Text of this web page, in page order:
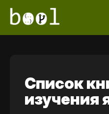
Список
изучения